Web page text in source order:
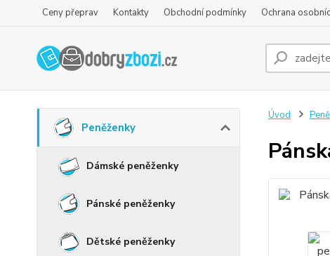
Ceny přeprav Kontakty Obchodní podmínky Ochrana
Peněženky
Dámské peněženky
Pánské peněženky
Dětské peněženky
Úvod